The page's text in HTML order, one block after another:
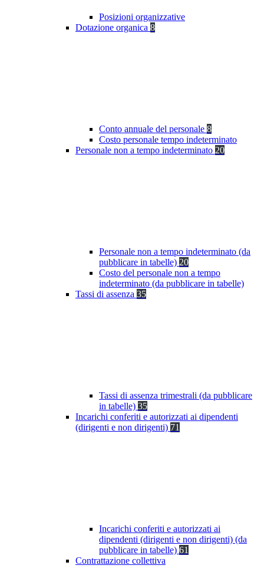
Posizioni organizzative
Dotazione organica 8
Conto annuale del personale 8
Costo personale tempo indeterminato
Personale non a tempo indeterminato 20
Personale non a tempo indeterminato (da
pubblicare in tabelle) 20
Costo del personale non a tempo
indeterminato (da pubblicare in tabelle)
Tassi di assenza 35
Tassi di assenza trimestrali (da pubblicare
in tabelle) 35
Incarichi conferiti e autorizzati ai dipendenti
(dirigenti e non dirigenti) 71
Incarichi conferiti e autorizzati ai
dipendenti (dirigenti e non dirigenti) (da
pubblicare in tabelle) 61
Contrattazione collettiva